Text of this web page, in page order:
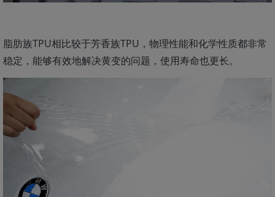
脂肪族TPU相比较于芳香族TPU，物理性能和化学性质都非常
稳定，能够有效地解决黄变的问题，使用寿命也更长。